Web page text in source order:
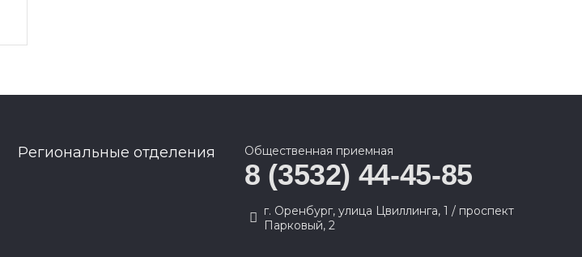
Региональные отделения Общественная приемная
8 (3532) 44-45-85
г. Оренбург, улица Цвиллинга, 1 / проспект
Парковый, 2